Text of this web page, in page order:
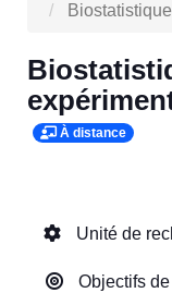
À distance
Unité de
Objectifs